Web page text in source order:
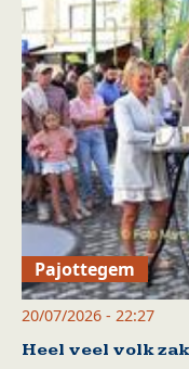
Pajottegem
20/07/2026 - 22:27
Heel veel volk